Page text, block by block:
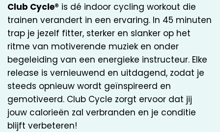
Club Cycle® is dé indoor cycling workout die
trainen verandert in een ervaring. In 45 minuten
trap je jezelf fitter, sterker en slanker op het
ritme van motiverende muziek en onder
begeleiding van een energieke instructeur. Elke
release is vernieuwend en uitdagend, zodat je
steeds opnieuw wordt geïnspireerd en
gemotiveerd. Club Cycle zorgt ervoor dat jij
jouw calorieën zal verbranden en je conditie
blijft verbeteren!